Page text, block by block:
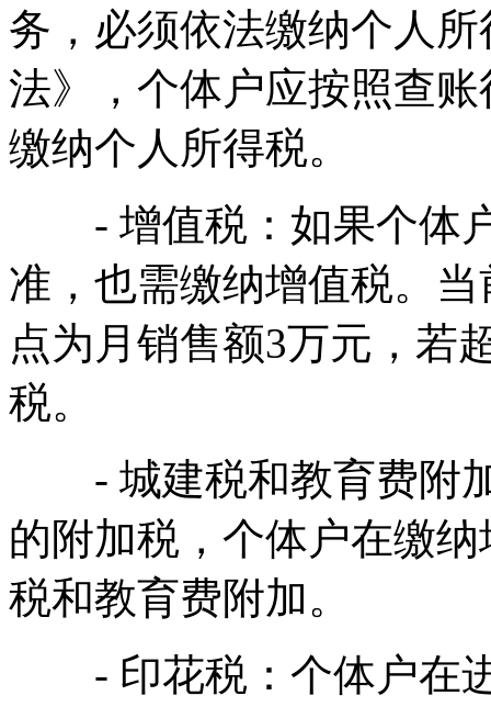
务，必须依法缴纳个人
法》，个体户应按照查
缴纳个人所得税。
- 增值税：如果个体户
准，也需缴纳增值税。
点为月销售额3万元，若
税。
- 城建税和教育费附加
的附加税，个体户在缴
税和教育费附加。
- 印花税：个体户在进